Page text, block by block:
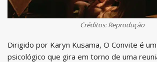
Créditos: Reprodução
Dirigido por Karyn Kusama, O Convite é
psicológico que gira em torno de uma